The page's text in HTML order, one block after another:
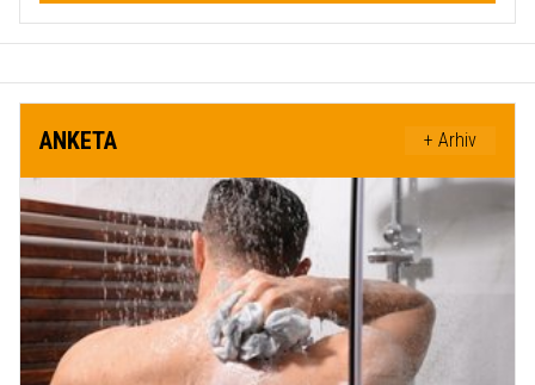
ANKETA + Arhiv